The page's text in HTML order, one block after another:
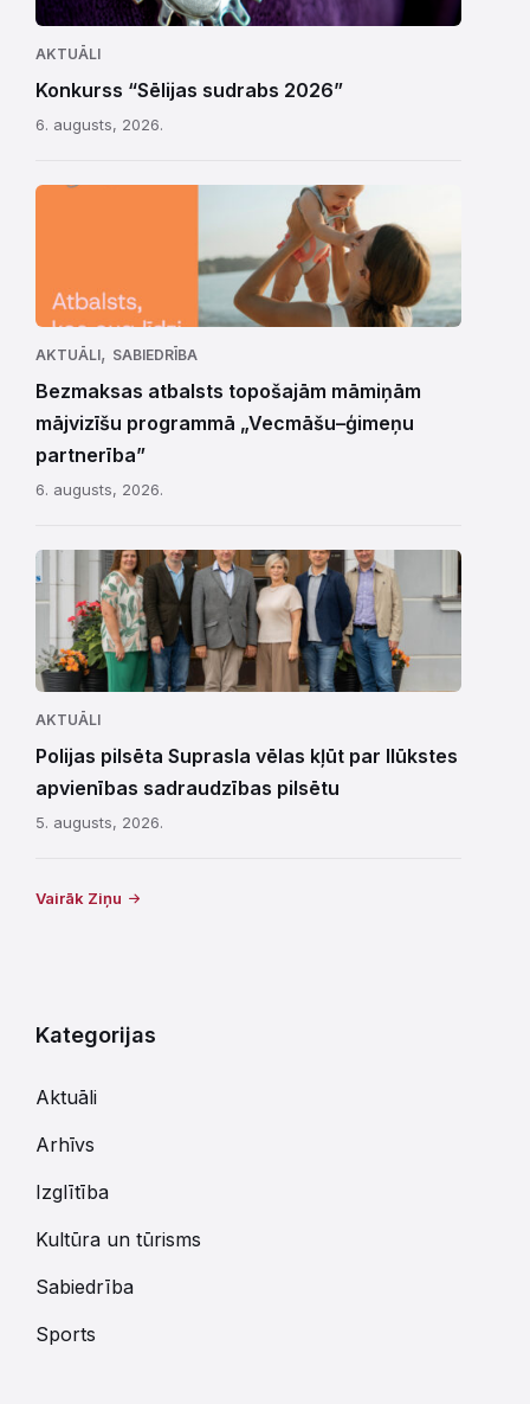
AKTUĀLI
Konkurss “Sēlijas sudrabs 2026”
6. augusts, 2026.
AKTUĀLI, SABIEDRĪBA
Bezmaksas atbalsts topošajām māmiņām
mājvizīšu programmā „Vecmāšu–ģimeņu
partnerība”
6. augusts, 2026.
AKTUĀLI
Polijas pilsēta Suprasla vēlas kļūt par Ilūkstes
apvienības sadraudzības pilsētu
5. augusts, 2026.
Vairāk Ziņu
Kategorijas
Aktuāli
Arhīvs
Izglītība
Kultūra un tūrisms
Sabiedrība
Sports